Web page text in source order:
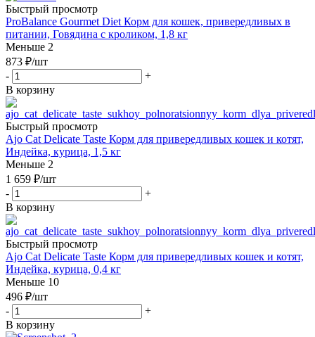
Быстрый просмотр
ProBalance Gourmet Diet Корм для кошек, привередливых в
питании, Говядина с кроликом, 1,8 кг
Меньше 2
873 ₽/шт
-
+
В корзину
Быстрый просмотр
Ajo Cat Delicate Taste Корм для привередливых кошек и котят,
Индейка, курица, 1,5 кг
Меньше 2
1 659 ₽/шт
-
+
В корзину
Быстрый просмотр
Ajo Cat Delicate Taste Корм для привередливых кошек и котят,
Индейка, курица, 0,4 кг
Меньше 10
496 ₽/шт
-
+
В корзину